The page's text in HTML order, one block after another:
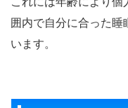
囲内で自分に合った睡
います。